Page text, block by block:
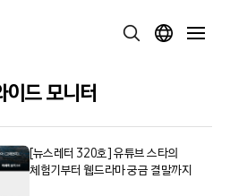
드 모니터
[뉴스레터 320호] 유튜브 스타의
체험기부터 웹드라마 궁금 결말까지